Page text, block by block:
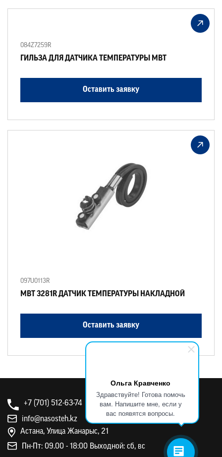
Ольга Кравченко
Здравствуйте! Готова помочь
вам. Напишите мне, если у
вас появятся вопросы.
084Z7259R
ГИЛЬЗА ДЛЯ ДАТЧИКА ТЕМПЕРАТУРЫ MBT
Оставить заявку
097U0113R
MBT 3281R ДАТЧИК ТЕМПЕРАТУРЫ НАКЛАДНОЙ
Оставить заявку
+7 (701) 512-63-74
info@nasosteh.kz
Астана, Улица Жанарыс, 21
Пн-Пт: 09.00 - 18:00 Выходной: сб, вс